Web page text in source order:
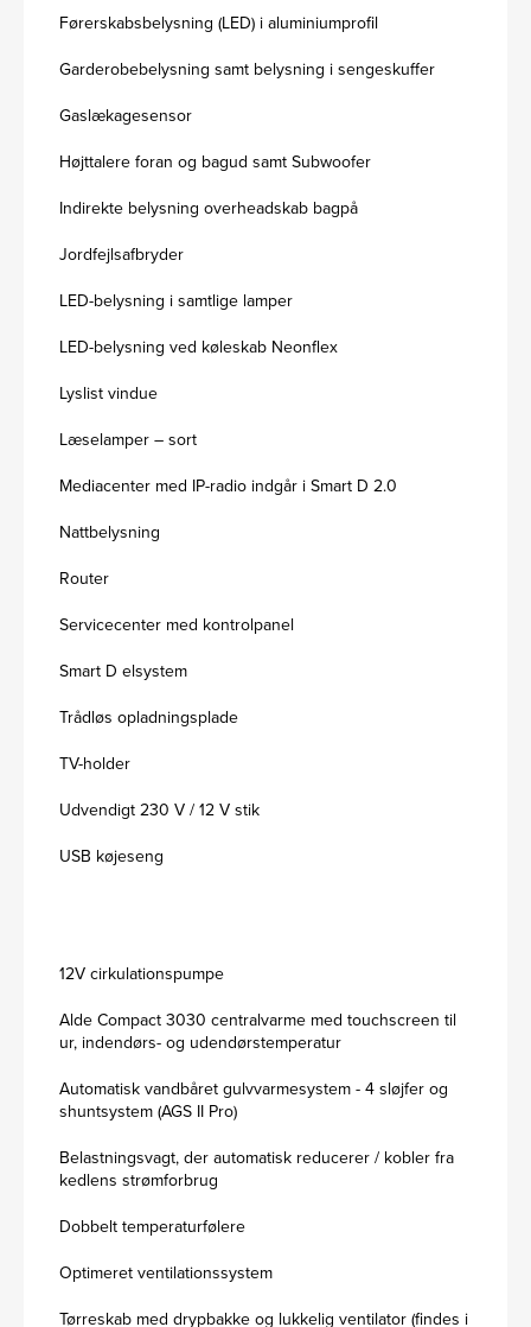
Førerskabsbelysning (LED) i aluminiumprofil
Garderobebelysning samt belysning i sengeskuffer
Gaslækagesensor
Højttalere foran og bagud samt Subwoofer
Indirekte belysning overheadskab bagpå
Jordfejlsafbryder
LED-belysning i samtlige lamper
LED-belysning ved køleskab Neonflex
Lyslist vindue
Læselamper – sort
Mediacenter med IP-radio indgår i Smart D 2.0
Nattbelysning
Router
Servicecenter med kontrolpanel
Smart D elsystem
Trådløs opladningsplade
TV-holder
Udvendigt 230 V / 12 V stik
USB køjeseng
12V cirkulationspumpe
Alde Compact 3030 centralvarme med touchscreen til
ur, indendørs- og udendørstemperatur
Automatisk vandbåret gulvvarmesystem - 4 sløjfer og
shuntsystem (AGS II Pro)
Belastningsvagt, der automatisk reducerer / kobler fra
kedlens strømforbrug
Dobbelt temperaturfølere
Optimeret ventilationssystem
Tørreskab med drypbakke og lukkelig ventilator (findes i